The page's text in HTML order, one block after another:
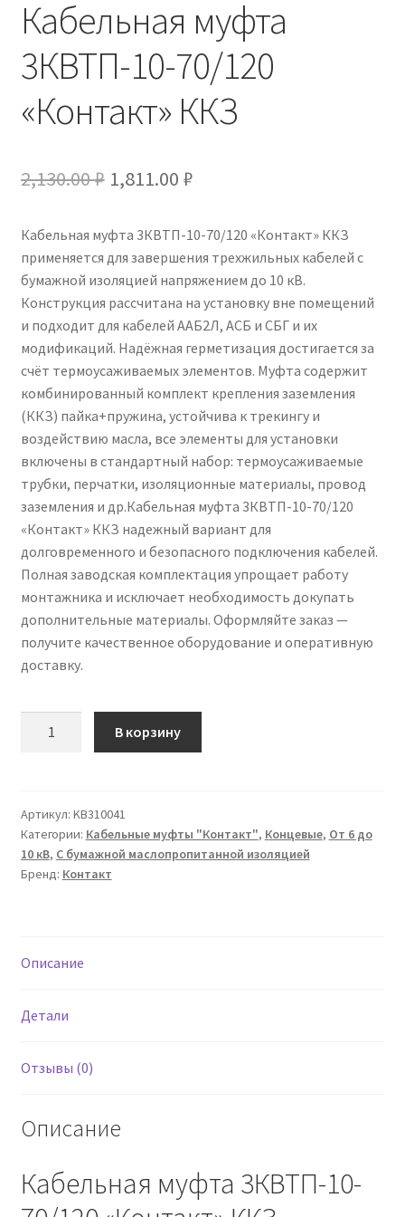
Кабельная муфта
3КВТП-10-70/120
«Контакт» ККЗ
2,130.00₽ Первоначальная
составляла
2,130.00 ₽.
1,811.00 ₽Текущая
1,811.00 ₽.
Кабельная муфта 3КВТП-10-70/120 «Контакт» ККЗ
применяется для завершения трехжильных кабелей с
бумажной изоляцией напряжением до 10 кВ.
Конструкция рассчитана на установку вне помещений
и подходит для кабелей ААБ2Л, АСБ и СБГ и их
модификаций. Надёжная герметизация достигается за
счёт термоусаживаемых элементов. Муфта содержит
комбинированный комплект крепления заземления
(ККЗ) пайка+пружина, устойчива к трекингу и
воздействию масла, все элементы для установки
включены в стандартный набор: термоусаживаемые
трубки, перчатки, изоляционные материалы, провод
заземления и др.Кабельная муфта 3КВТП-10-70/120
«Контакт» ККЗ надежный вариант для
долговременного и безопасного подключения кабелей.
Полная заводская комплектация упрощает работу
монтажника и исключает необходимость докупать
дополнительные материалы. Оформляйте заказ —
получите качественное оборудование и оперативную
доставку.
3КВТП-10-
70/120
"Контакт"
ККЗ
В корзину
Артикул: KB310041
Категории: Кабельные муфты "Контакт", Концевые, От 6 до
10 кВ, С бумажной маслопропитанной изоляцией
Бренд: Контакт
Описание
Детали
Отзывы (0)
Описание
Кабельная муфта 3КВТП-10-